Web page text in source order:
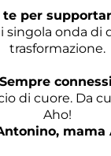
te per
singola onda di
trasformazione.
Sempre
di cuore. Da
Aho!
mama